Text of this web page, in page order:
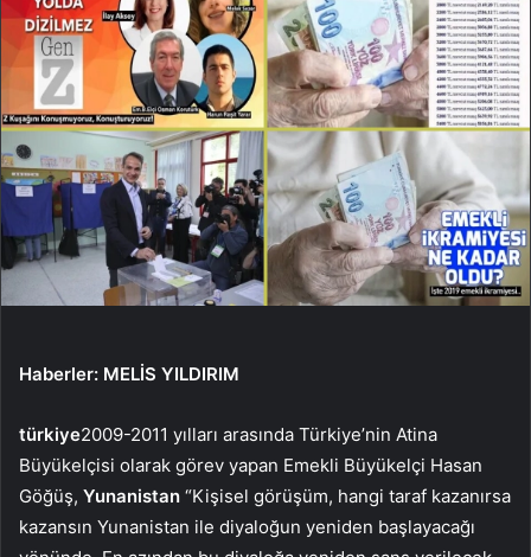
Haberler: MELİS YILDIRIM
türkiye2009-2011 yılları arasında Türkiye’nin Atina
Büyükelçisi olarak görev yapan Emekli Büyükelçi Hasan
Göğüş, Yunanistan “Kişisel görüşüm, hangi taraf kazanırsa
kazansın Yunanistan ile diyaloğun yeniden başlayacağı